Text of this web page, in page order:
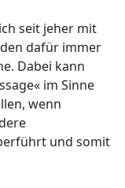
seit jeher mit
dafür immer
Dabei kann
im Sinne
wenn
und somit